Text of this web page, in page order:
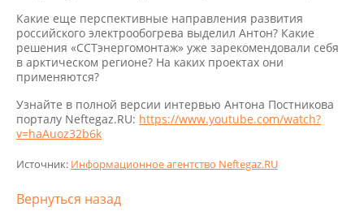
Какие еще перспективные направления развития
российского электрообогрева выделил Антон? Какие
решения «ССТэнергомонтаж» уже зарекомендовали себя
в арктическом регионе? На каких проектах они
применяются?
Узнайте в полной версии интервью Антона Постникова
порталу Neftegaz.RU: https://www.youtube.com/watch?
v=haAuoz32b6k
Источник: Информационное агентство Neftegaz.RU
Вернуться назад